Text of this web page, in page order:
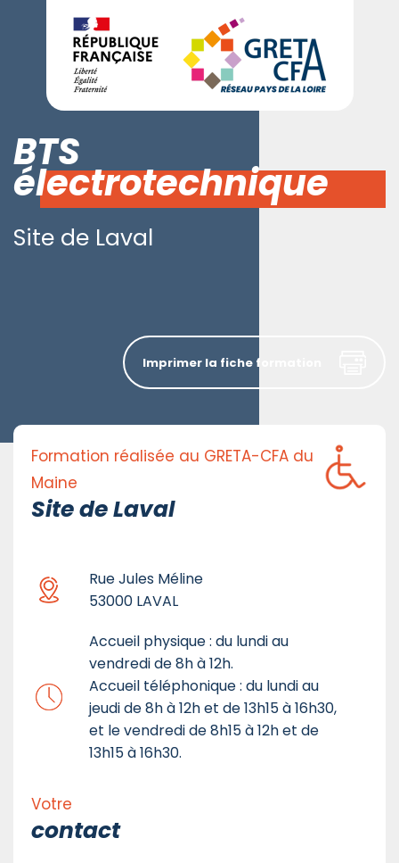
BTS
électrotechnique
Site de Laval
Formation réalisée au GRETA-CFA du
Maine
Site de Laval
Rue Jules Méline
53000 LAVAL
Accueil physique : du lundi au
vendredi de 8h à 12h.
Accueil téléphonique : du lundi au
jeudi de 8h à 12h et de 13h15 à 16h30,
et le vendredi de 8h15 à 12h et de
13h15 à 16h30.
Votre
contact
Imprimer la fiche formation